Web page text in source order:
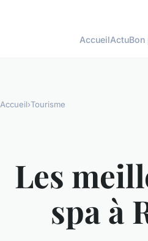
AccueilActuBon
Accueil›Tourisme
Les
spa à